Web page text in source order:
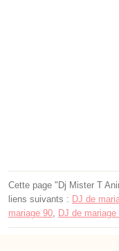
Cette page "Dj Mister T
liens suivants : DJ de
mariage 90 DJ de